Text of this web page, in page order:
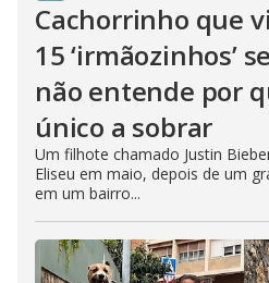
Cachorrinho que
15 ‘irmãozinhos’
não entende por
único a sobrar
Um filhote chamado Justin
Eliseu em maio, depois de um
em um bairro...